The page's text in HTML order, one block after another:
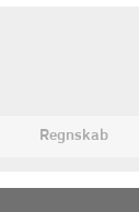
Regnskab